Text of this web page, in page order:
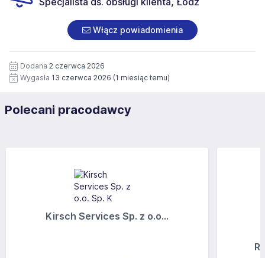
Włącz powiadomienia
Dodana 2 czerwca 2026
Wygasła 13 czerwca 2026 (1 miesiąc temu)
Polecani pracodawcy
Kirsch Services Sp. z o.o...